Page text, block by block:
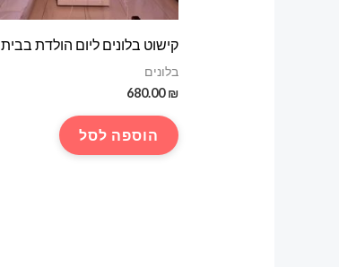
קישוט בלונים ליום הולדת בבית
בלונים
680.00₪
הוספה לסל